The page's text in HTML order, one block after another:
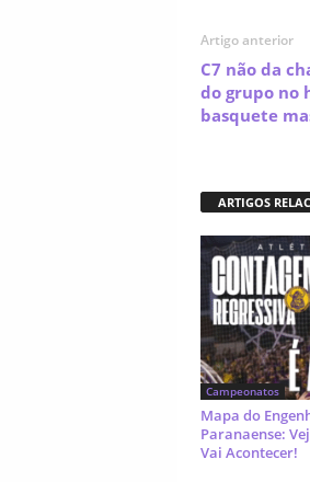
Artigo anterior
C7 não da
do grupo no
basquete
ARTIGOS
Campeonatos
Mapa do
Paranaense:
Vai Acontecer!